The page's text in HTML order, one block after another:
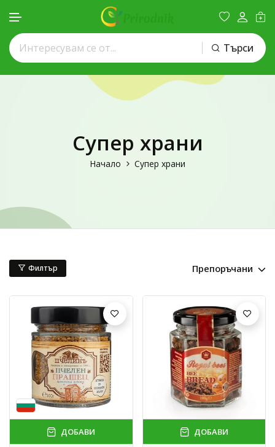
Премини към съдържанието
Търси
Супер храни
Начало Супер храни
Филтър Препоръчани
ДОБАВИ ДОБАВИ